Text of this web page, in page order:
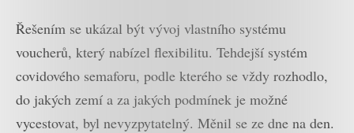
Řešením se ukázal být vývoj vlastního systému
voucherů, který nabízel flexibilitu. Tehdejší systém
covidového semaforu, podle kterého se vždy rozhodlo,
do jakých zemí a za jakých podmínek je možné
vycestovat, byl nevyzpytatelný. Měnil se ze dne na den.